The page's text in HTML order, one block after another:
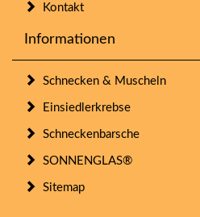
Kontakt
Informationen
Schnecken & Muscheln
Einsiedlerkrebse
Schneckenbarsche
SONNENGLAS®
Sitemap